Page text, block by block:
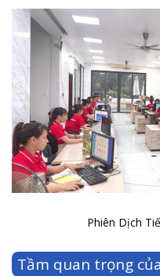
Phiên Dịch
Tầm quan trọng